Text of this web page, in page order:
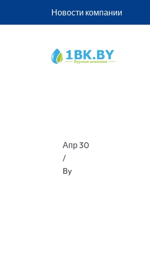
Новости компании
Апр 30
/
By